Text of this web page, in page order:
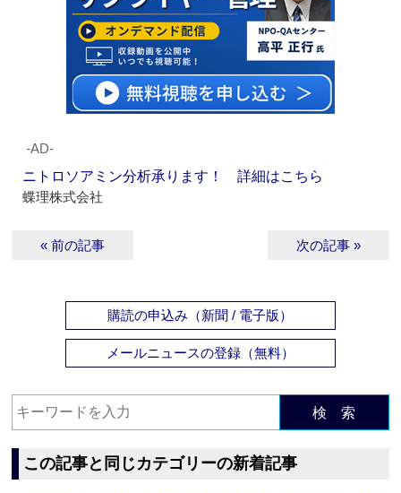
‐AD‐
ニトロソアミン分析承ります！ 詳細はこちら
蝶理株式会社
« 前の記事 次の記事 »
購読の申込み（新聞 / 電子版）
メールニュースの登録（無料）
検 索
この記事と同じカテゴリーの新着記事